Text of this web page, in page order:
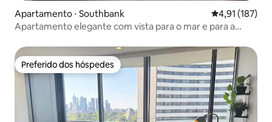
Apartamento ⋅ Southbank 4,91 de uma
4,91 (187)
Apartamento elegante com vista para o mar e para a
Preferido dos hóspedes
Preferido dos hóspedes